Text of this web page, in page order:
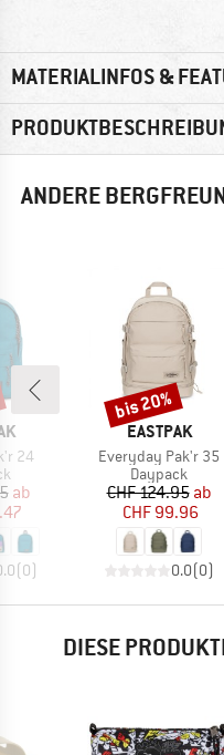
MATERIALINFOS &
ANDERE
24
Preis
ab
(0)
MARKE
EASTPAK
Artikel
Everyday Pak'r 35
Produktgruppe
Daypack
Preis
CHF 124.95 ab
CHF 99.96
0.0(0)
Rabatt
bis 20%
DIESE